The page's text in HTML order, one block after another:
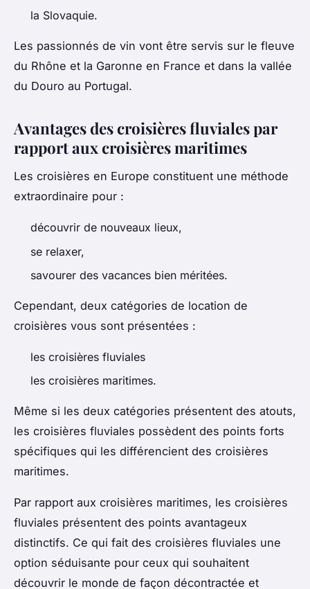
la Slovaquie.
Les passionnés de vin vont être servis sur le fleuve
du Rhône et la Garonne en France et dans la vallée
du Douro au Portugal.
Avantages des croisières fluviales par
rapport aux croisières maritimes
Les croisières en Europe constituent une méthode
extraordinaire pour :
découvrir de nouveaux lieux,
se relaxer,
savourer des vacances bien méritées.
Cependant, deux catégories de location de
croisières vous sont présentées :
les croisières fluviales
les croisières maritimes.
Même si les deux catégories présentent des atouts,
les croisières fluviales possèdent des points forts
spécifiques qui les différencient des croisières
maritimes.
Par rapport aux croisières maritimes, les croisières
fluviales présentent des points avantageux
distinctifs. Ce qui fait des croisières fluviales une
option séduisante pour ceux qui souhaitent
découvrir le monde de façon décontractée et